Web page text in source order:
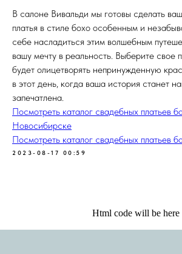
В салоне Вивальди мы готовы сделать
платья в стиле бохо особенным и
себе насладиться этим волшебным
вашу мечту в реальность. Выберите свое
будет олицетворять непринужденную
в этот день, когда ваша история станет
запечатлена.
Посмотреть каталог свадебных платьев
Новосибирске
Посмотреть каталог свадебных платьев
2023-08-17 00:59
Html code will be here